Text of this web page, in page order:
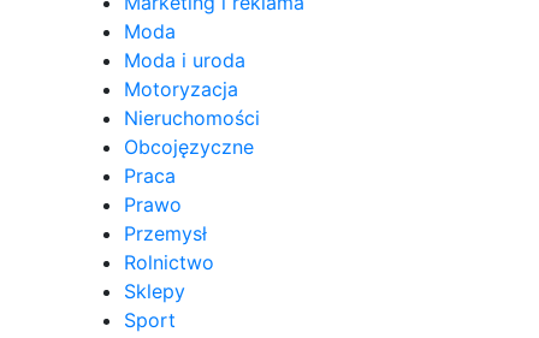
Moda
Moda i uroda
Motoryzacja
Nieruchomości
Obcojęzyczne
Praca
Prawo
Przemysł
Rolnictwo
Sklepy
Sport